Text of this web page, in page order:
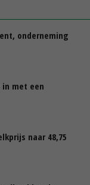
onderneming
met een
naar 48,75